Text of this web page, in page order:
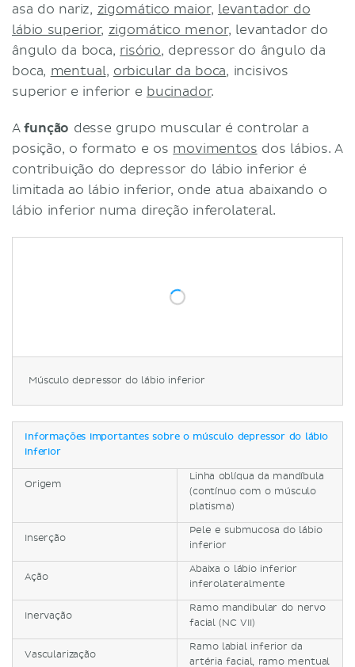
Músculo depressor do lábio inferior
asa do nariz, zigomático maior, levantador do
lábio superior, zigomático menor, levantador do
ângulo da boca, risório, depressor do ângulo da
boca, mentual, orbicular da boca, incisivos
superior e inferior e bucinador.
Afunção desse grupo muscular é controlar a
posição, o formato e os movimentos dos lábios. A
contribuição do depressor do lábio inferior é
limitada ao lábio inferior, onde atua abaixando o
lábio inferior numa direção inferolateral.
Informações importantes sobre o músculo depressor do lábio
inferior
Origem
Linha oblíqua da mandíbula
(contínuo com o músculo
platisma)
Inserção
Pele e submucosa do lábio
inferior
Ação
Abaixa o lábio inferior
inferolateralmente
Inervação
Ramo mandibular do nervo
facial (NC VII)
Vascularização
Ramo labial inferior da
artéria facial, ramo mentual